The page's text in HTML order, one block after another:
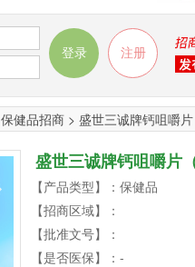
保健品招商 > 盛世三诚牌钙咀嚼
盛世三诚牌钙咀嚼片
【产品类型】：保健品
【招商区域】：
【批准文号】：
【是否医保】：-